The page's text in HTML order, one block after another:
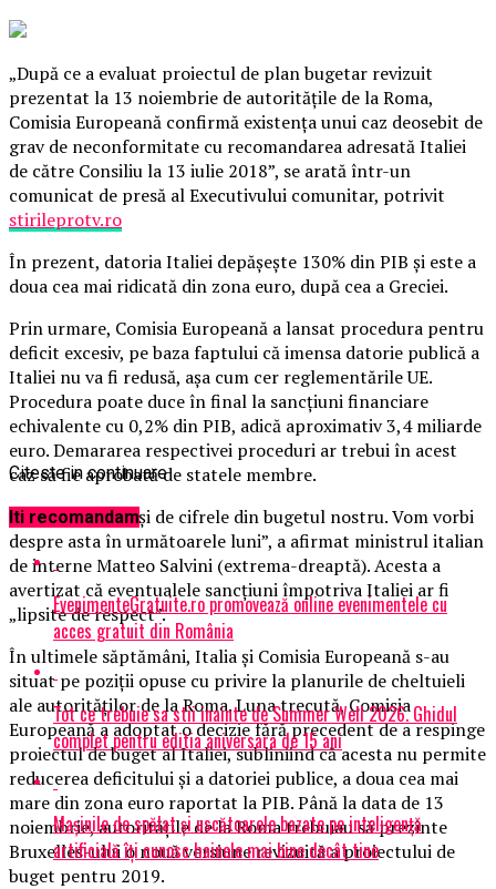
„După ce a evaluat proiectul de plan bugetar revizuit
prezentat la 13 noiembrie de autorităţile de la Roma,
Comisia Europeană confirmă existenţa unui caz deosebit de
grav de neconformitate cu recomandarea adresată Italiei
de către Consiliu la 13 iulie 2018”, se arată într-un
comunicat de presă al Executivului comunitar, potrivit
stirileprotv.ro
În prezent, datoria Italiei depăşeşte 130% din PIB şi este a
doua cea mai ridicată din zona euro, după cea a Greciei.
Prin urmare, Comisia Europeană a lansat procedura pentru
deficit excesiv, pe baza faptului că imensa datorie publică a
Italiei nu va fi redusă, aşa cum cer reglementările UE.
Procedura poate duce în final la sancţiuni financiare
echivalente cu 0,2% din PIB, adică aproximativ 3,4 miliarde
euro. Demararea respectivei proceduri ar trebui în acest
caz să fie aprobată de statele membre.
„Suntem convinşi de cifrele din bugetul nostru. Vom vorbi
despre asta în următoarele luni”, a afirmat ministrul italian
de interne Matteo Salvini (extrema-dreaptă). Acesta a
avertizat că eventualele sancţiuni împotriva Italiei ar fi
„lipsite de respect”.
În ultimele săptămâni, Italia şi Comisia Europeană s-au
situat pe poziţii opuse cu privire la planurile de cheltuieli
ale autorităţilor de la Roma. Luna trecută, Comisia
Europeană a adoptat o decizie fără precedent de a respinge
proiectul de buget al Italiei, subliniind că acesta nu permite
reducerea deficitului şi a datoriei publice, a doua cea mai
mare din zona euro raportat la PIB. Până la data de 13
noiembrie, autorităţile de la Roma trebuiau să prezinte
Bruxelles-ului o nouă versiune revizuită a proiectului de
buget pentru 2019.
Citeste in continuare
Iti recomandam
EvenimenteGratuite.ro promovează online evenimentele cu
acces gratuit din România
Tot ce trebuie sa stii inainte de Summer Well 2026. Ghidul
complet pentru editia aniversara de 15 ani
Mașinile de spălat și uscătoarele bazate pe inteligență
artificială îți cunosc hainele mai bine decât tine